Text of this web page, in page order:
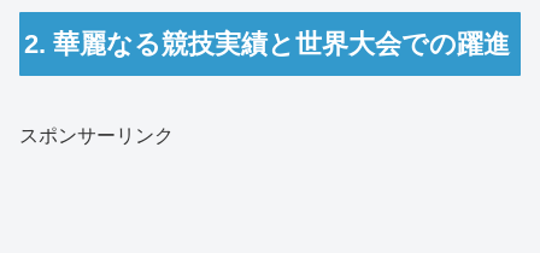
2. 華麗なる競技実績と世界大会での躍進
スポンサーリンク